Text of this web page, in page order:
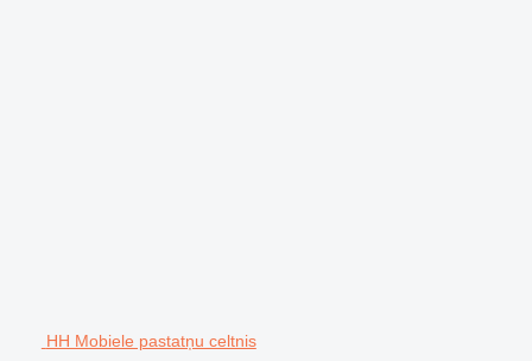
HH Mobiele pastatņu celtnis